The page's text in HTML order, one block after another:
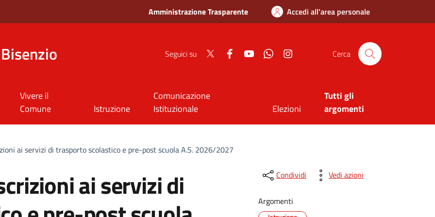
Amministrazione Trasparente Accedi all'area personale
Seguici su Twitter FacebookYoutube Whatsapp Cerca
Vivere il
Comune
Istruzione
Comunicazione
Istituzionale
Elezioni
Tutti gli
argomenti
ai servizi di trasporto scolastico e pre-post scuola A.S. 2026/2027
ai servizi di
Condividi Vedi azioni
Argomenti